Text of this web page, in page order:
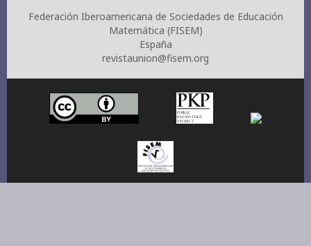
Federación Iberoamericana de Sociedades de Educación
Matemática (FISEM)
España
revistaunion@fisem.org